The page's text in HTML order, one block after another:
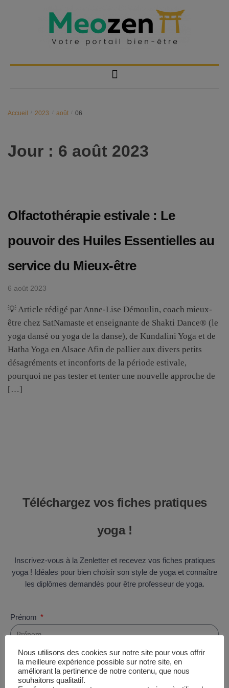
Accueil / 2023 / août / 06
Jour : 6 août 2023
Olfactothérapie estivale : Le
pouvoir des Huiles Essentielles au
service du Mieux-être
6 août 2023
💡 Article rédigé par Anne-Lise Démoulin, coach mieux-
être chez SatNamaste et enseignante de Shakti Dance® (le
yoga dansé ou yoga de la danse), de Kundalini Yoga et de
Hatha Yoga en Alsace Afin de pallier aux divers petits
désagréments et inconforts de la période estivale,
pourquoi ne pas tester et tenter une nouvelle approche de
[…]
Téléchargez vos fiches pratiques
yoga !
Inscrivez-vous à la Zenletter et recevez vos fiches pratiques
yoga ! Idéales pour bien choisir son style de yoga et connaître
les diplômes demandés pour être professeur de yoga.
Prénom
E-mail
Nous utilisons des cookies sur notre site pour vous offrir
la meilleure expérience possible sur notre site, en
améliorant la pertinence de notre contenu, que nous
souhaitons qualitatif.